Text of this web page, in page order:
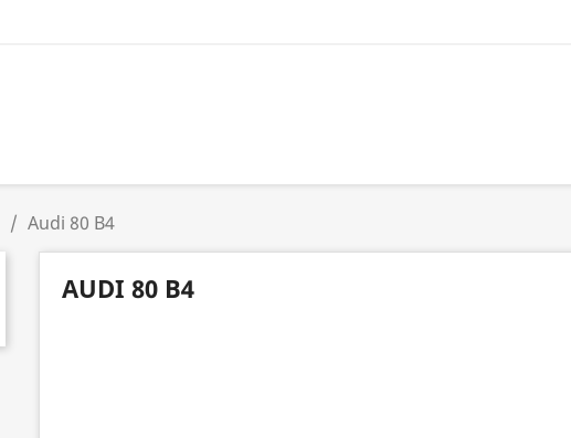
Audi 80 B4
AUDI 80 B4